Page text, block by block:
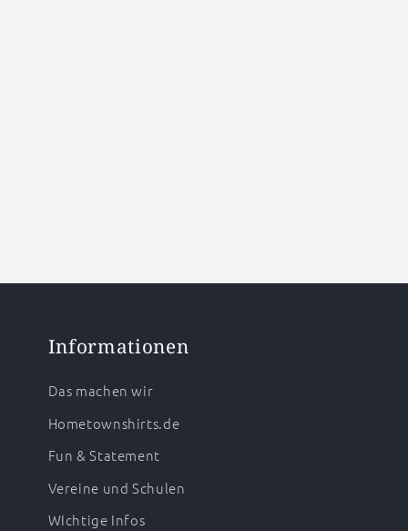
Informationen
Das machen wir
Hometownshirts.de
Fun & Statement
Vereine und Schulen
WIchtige Infos